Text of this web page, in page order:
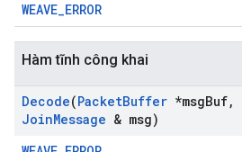
WEAVE_ERROR
Hàm tĩnh công khai
Decode(PacketBuffer *msgBuf,
JoinMessage & msg)